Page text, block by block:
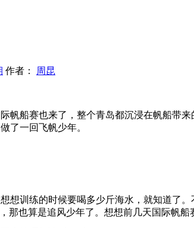
作者： 周昆
帆船赛也来了，整个青岛都沉浸在帆船带
了一回飞帆少年。
想训练的时候要喝多少斤海水，就知道了
那也算是追风少年了。想想前几天国际帆